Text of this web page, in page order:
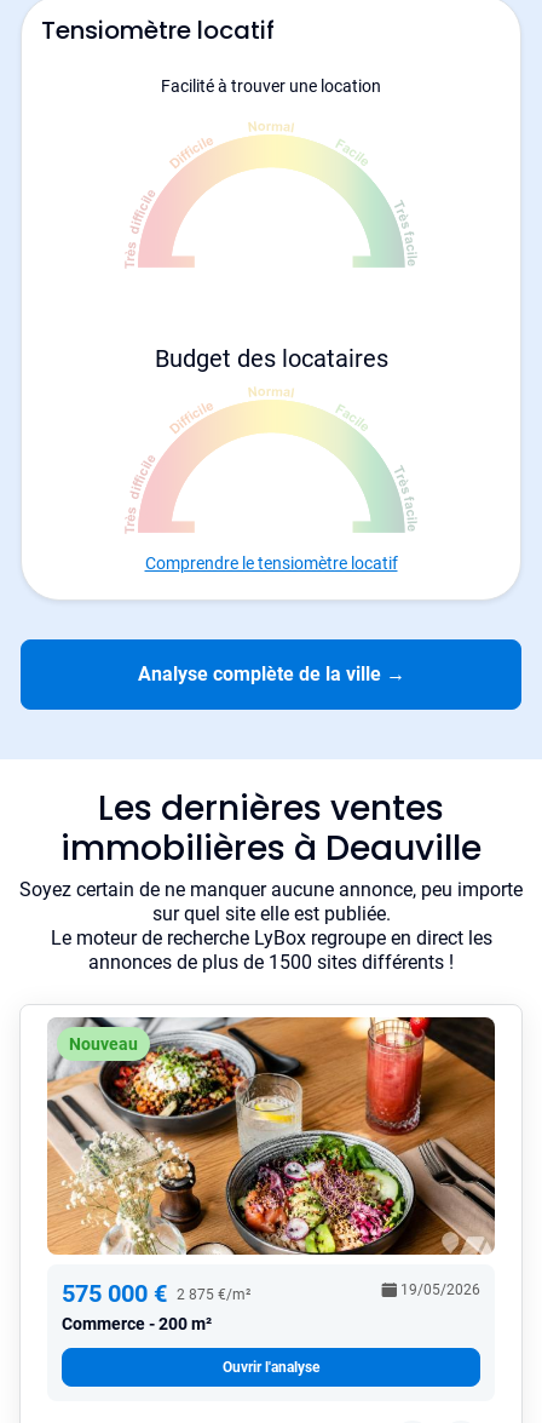
Tensiomètre locatif
Facilité à trouver une location
Budget des locataires
Comprendre le tensiomètre locatif
Analyse complète de la ville →
Les dernières ventes
immobilières à Deauville
Soyez certain de ne manquer aucune annonce, peu importe
sur quel site elle est publiée.
Le moteur de recherche LyBox regroupe en direct les
annonces de plus de 1500 sites différents !
Nouveau
575 000 € 2 875 €/m²
Commerce 200 m²
19/05/2026
Ouvrir l'analyse